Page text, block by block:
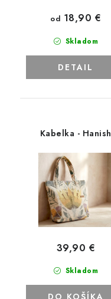
Skladom
od 18,90 €
DETAIL
Kabelka - Hanish
Skladom
39,90 €